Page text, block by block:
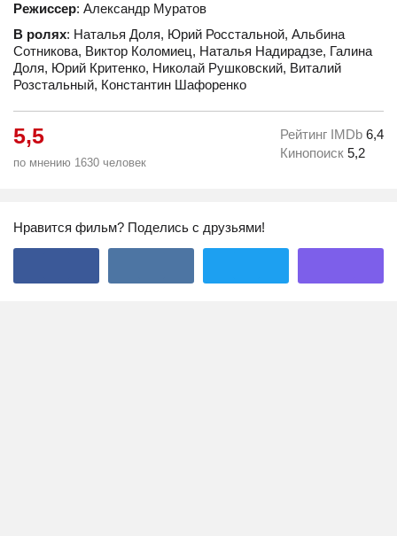
Режиссер: Александр Муратов
В ролях: Наталья Доля, Юрий Росстальной, Альбина
Сотникова, Виктор Коломиец, Наталья Надирадзе, Галина
Доля, Юрий Критенко, Николай Рушковский, Виталий
Розстальный, Константин Шафоренко
5,5
по мнению 1630 человек
Рейтинг IMDb 6,4
Кинопоиск 5,2
Нравится фильм? Поделись с друзьями!